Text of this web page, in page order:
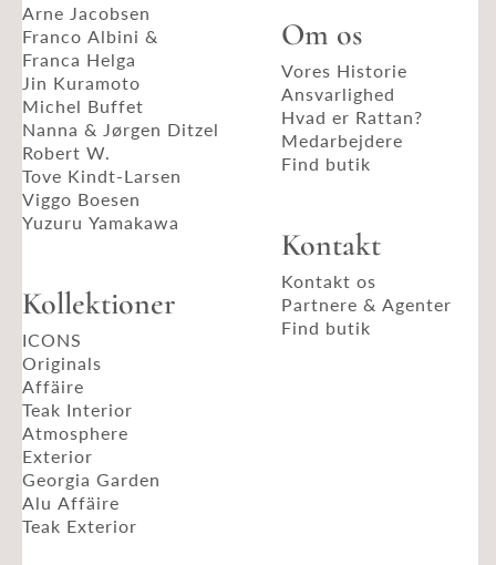
Arne Jacobsen
Franco Albini &
Franca Helga
Jin Kuramoto
Michel Buffet
Nanna & Jørgen Ditzel
Robert W.
Tove Kindt-Larsen
Viggo Boesen
Yuzuru Yamakawa
Kollektioner
ICONS
Originals
Affäire
Teak Interior
Atmosphere
Exterior
Georgia Garden
Alu Affäire
Teak Exterior
Om os
Vores Historie
Ansvarlighed
Hvad er Rattan?
Medarbejdere
Find butik
Kontakt
Kontakt os
Partnere & Agenter
Find butik